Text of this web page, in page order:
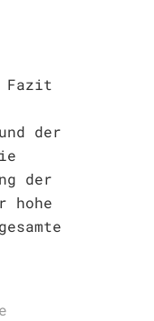
Fazit
der
der
hohe